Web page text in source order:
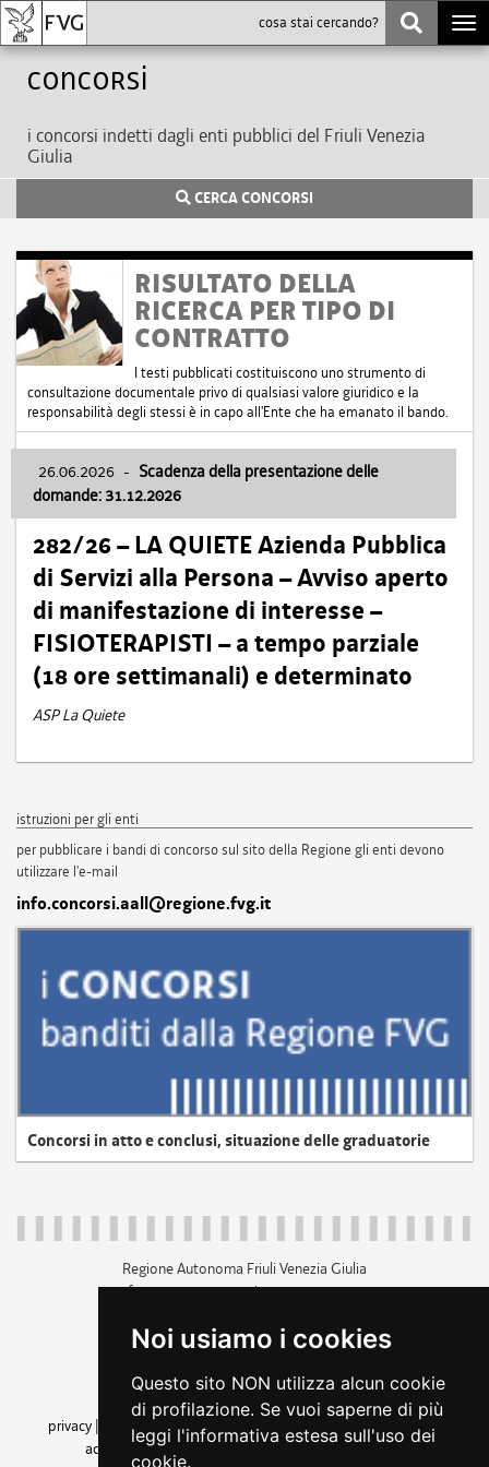
Noi usiamo i cookies
Questo sito NON utilizza alcun cookie
di profilazione. Se vuoi saperne di più
leggi l'informativa estesa sull'uso dei
cookie.
Concorsi
i concorsi indetti dagli enti pubblici del Friuli Venezia
Giulia
CERCA CONCORSI
RISULTATO DELLA
RICERCA PER TIPO DI
CONTRATTO
I testi pubblicati costituiscono uno strumento di
consultazione documentale privo di qualsiasi valore giuridico e la
responsabilità degli stessi è in capo all'Ente che ha emanato il bando.
26.06.2026 - Scadenza della presentazione delle
domande: 31.12.2026
282/26 – LA QUIETE Azienda Pubblica
di Servizi alla Persona – Avviso aperto
di manifestazione di interesse –
FISIOTERAPISTI – a tempo parziale
(18 ore settimanali) e determinato
ASP La Quiete
istruzioni per gli enti
per pubblicare i bandi di concorso sul sito della Regione gli enti devono
utilizzare l'e-mail
info.concorsi.aall@regione.fvg.it
Concorsi in atto e conclusi, situazione delle graduatorie
Regione Autonoma Friuli Venezia Giulia
c.f. 80014930327; p.iva 00526040324
+39 040 3771111
amministrazione trasparente
privacy
cookie |note legali accessibilità
dichiarazione di
accessibilità| feedback cambio preferenze cookie